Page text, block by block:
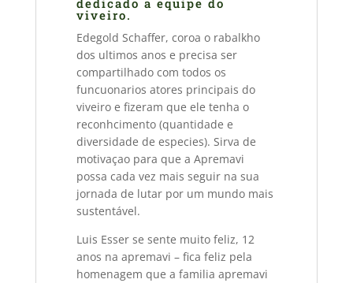
dedicado a equipe do
viveiro.
Edegold Schaffer, coroa o rabalkho
dos ultimos anos e precisa ser
compartilhado com todos os
funcuonarios atores principais do
viveiro e fizeram que ele tenha o
reconhcimento (quantidade e
diversidade de especies). Sirva de
motivaçao para que a Apremavi
possa cada vez mais seguir na sua
jornada de lutar por um mundo mais
sustentável.
Luis Esser se sente muito feliz, 12
anos na apremavi – fica feliz pela
homenagem que a familia apremavi